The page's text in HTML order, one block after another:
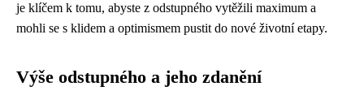
je klíčem k tomu, abyste z odstupného vytěžili maximum a
mohli se s klidem a optimismem pustit do nové životní etapy.
Výše odstupného a jeho zdanění